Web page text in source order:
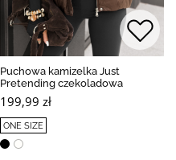
Puchowa kamizelka Just
Pretending czekoladowa
199,99 zł
ONE SIZE